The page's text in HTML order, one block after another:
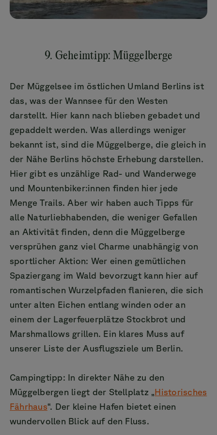
9. Geheimtipp: Müggelberge
Der Müggelsee im östlichen Umland Berlins ist
das, was der Wannsee für den Westen
darstellt. Hier kann nach blieben gebadet und
gepaddelt werden. Was allerdings weniger
bekannt ist, sind die Müggelberge, die gleich in
der Nähe Berlins höchste Erhebung darstellen.
Hier gibt es unzählige Rad- und Wanderwege
und Mountenbiker:innen finden hier jede
Menge Trails. Aber wir haben auch Tipps für
alle Naturliebhabenden, die weniger Gefallen
an Aktivität finden, denn die Müggelberge
versprühen ganz viel Charme unabhängig von
sportlicher Aktion: Wer einen gemütlichen
Spaziergang im Wald bevorzugt kann hier auf
romantischen Wurzelpfaden flanieren, die sich
unter alten Eichen entlang winden oder an
einem der Lagerfeuerplätze Stockbrot und
Marshmallows grillen. Ein klares Muss auf
unserer Liste der Ausflugsziele um Berlin.
Campingtipp: In direkter Nähe zu den
Müggelbergen liegt der Stellplatz „Historisches
Fährhaus“. Der kleine Hafen bietet einen
wundervollen Blick auf den Fluss.